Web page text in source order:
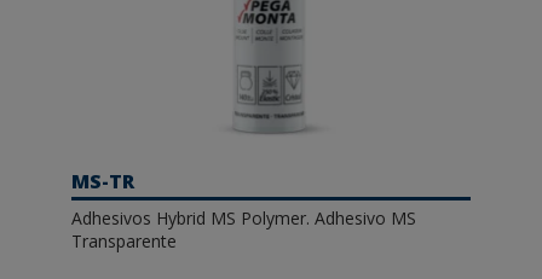
MS-TR
Adhesivos Hybrid MS Polymer. Adhesivo MS
Transparente